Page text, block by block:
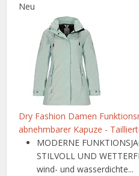
Neu
Dry Fashion Damen
abnehmbarer Kapuze -
MODERNE
STILVOLL UND
wind- und wasserdichte...